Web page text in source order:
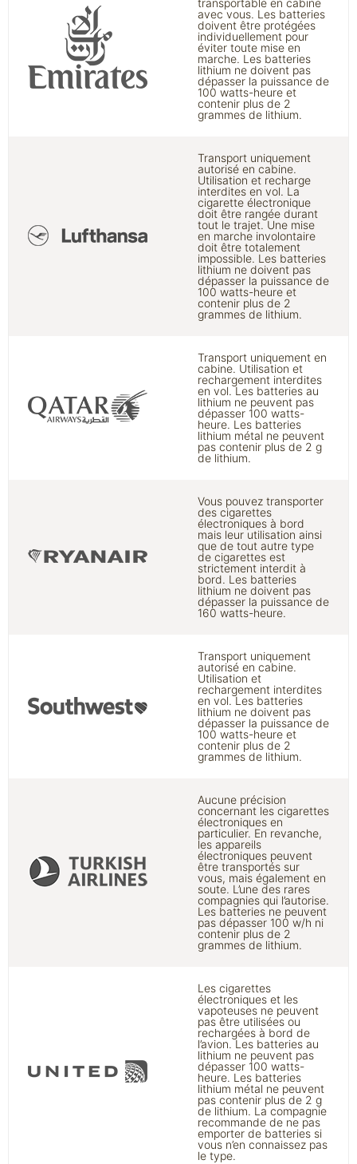
transportable en cabine
avec vous. Les batteries
doivent être protégées
individuellement pour
éviter toute mise en
marche. Les batteries
lithium ne doivent pas
dépasser la puissance de
100 watts-heure et
contenir plus de 2
grammes de lithium.
Transport uniquement
autorisé en cabine.
Utilisation et recharge
interdites en vol. La
cigarette électronique
doit être rangée durant
tout le trajet. Une mise
en marche involontaire
doit être totalement
impossible. Les batteries
lithium ne doivent pas
dépasser la puissance de
100 watts-heure et
contenir plus de 2
grammes de lithium.
Transport uniquement en
cabine. Utilisation et
rechargement interdites
en vol. Les batteries au
lithium ne peuvent pas
dépasser 100 watts-
heure. Les batteries
lithium métal ne peuvent
pas contenir plus de 2 g
de lithium.
Vous pouvez transporter
des cigarettes
électroniques à bord
mais leur utilisation ainsi
que de tout autre type
de cigarettes est
strictement interdit à
bord. Les batteries
lithium ne doivent pas
dépasser la puissance de
160 watts-heure.
Transport uniquement
autorisé en cabine.
Utilisation et
rechargement interdites
en vol. Les batteries
lithium ne doivent pas
dépasser la puissance de
100 watts-heure et
contenir plus de 2
grammes de lithium.
Aucune précision
concernant les cigarettes
électroniques en
particulier. En revanche,
les appareils
électroniques peuvent
être transportés sur
vous, mais également en
soute. L’une des rares
compagnies qui l’autorise.
Les batteries ne peuvent
pas dépasser 100 w/h ni
contenir plus de 2
grammes de lithium.
Les cigarettes
électroniques et les
vapoteuses ne peuvent
pas être utilisées ou
rechargées à bord de
l’avion. Les batteries au
lithium ne peuvent pas
dépasser 100 watts-
heure. Les batteries
lithium métal ne peuvent
pas contenir plus de 2 g
de lithium. La compagnie
recommande de ne pas
emporter de batteries si
vous n’en connaissez pas
le type.